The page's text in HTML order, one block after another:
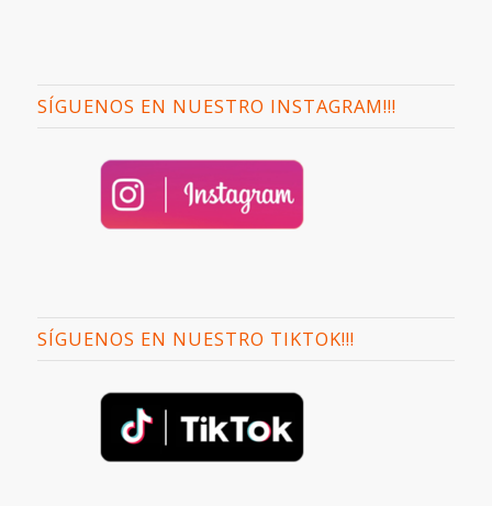
SÍGUENOS EN NUESTRO INSTAGRAM!!!
SÍGUENOS EN NUESTRO TIKTOK!!!